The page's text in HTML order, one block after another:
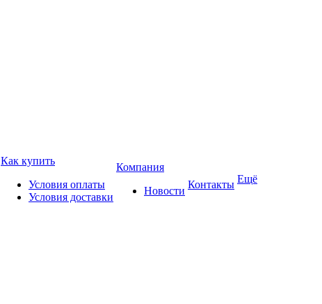
Как купить
Условия оплаты
Условия доставки
Компания
Новости
Контакты Ещё